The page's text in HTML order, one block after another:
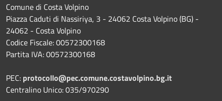
Comune di Costa Volpino
Piazza Caduti di Nassiriya, 3 - 24062 Costa Volpino (BG) -
24062 - Costa Volpino
Codice Fiscale: 00572300168
Partita IVA: 00572300168
PEC: protocollo@pec.comune.costavolpino.bg.it
Centralino Unico: 035/970290